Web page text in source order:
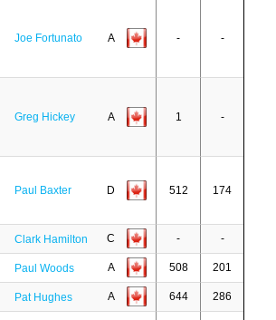
Joe Fortunato A - -
Greg Hickey A 1 -
Paul Baxter D 512 174
Clark Hamilton C - -
Paul Woods A 508 201
Pat Hughes A 644 286